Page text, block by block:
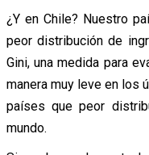
¿Y en Chile? Nuestro
peor distribución de
Gini, una medida para
manera muy leve en los
países que peor
mundo.